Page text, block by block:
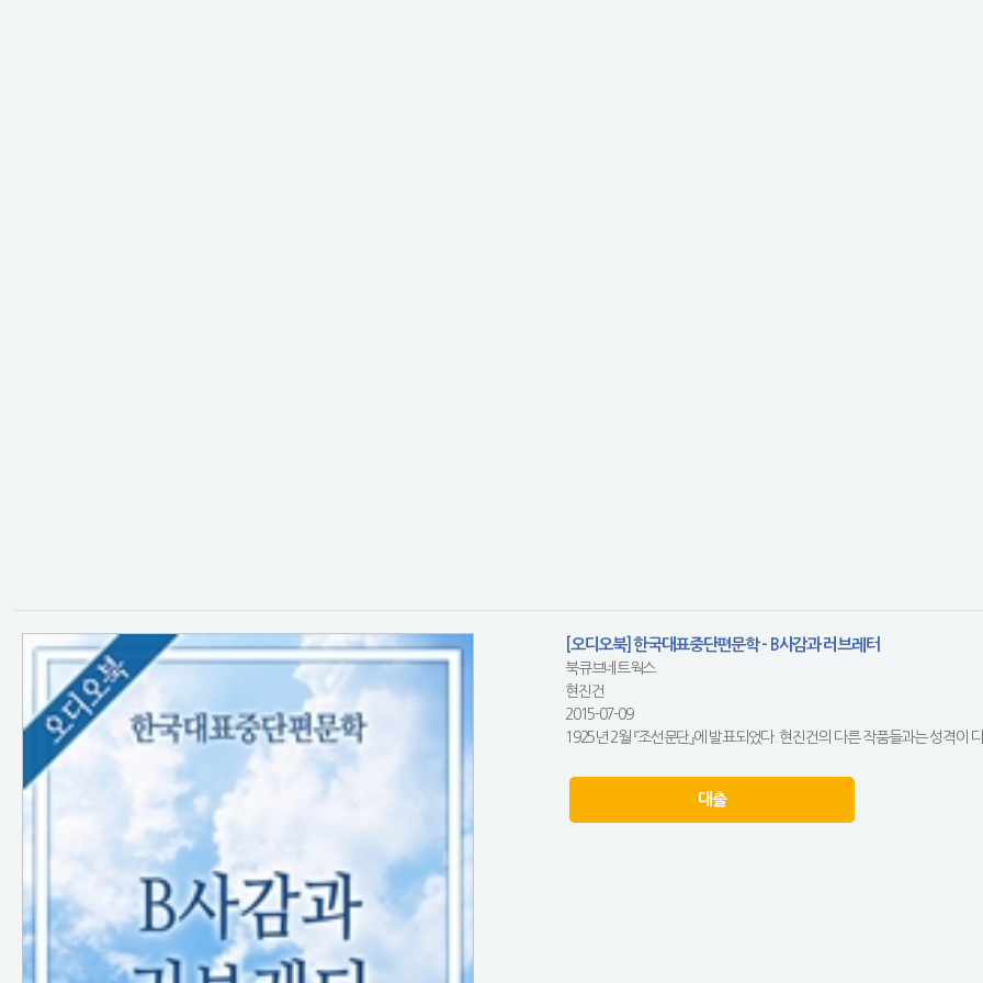
[오디오북] 한국대표중단편문학 - B사감과 러브레터
북큐브네트웍스
현진건
2015-07-09
1925년 2월 『조선문단』에 발표되었다. 현진건의 다른 작품들과는 성격
대출